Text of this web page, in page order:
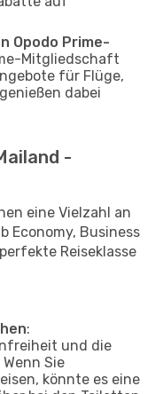
Opodo Prime-
Mitgliedschaft
für Flüge,
dabei
-
eine Vielzahl an
Economy, Business
Reiseklasse
:
und die
Sie
könnte es eine